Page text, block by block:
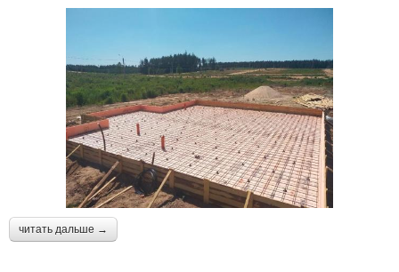
читать дальше →